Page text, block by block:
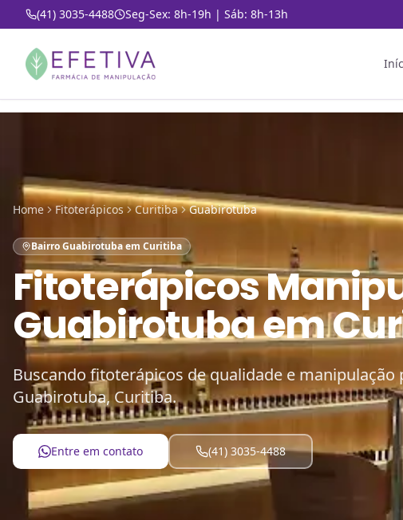
(41) 3035-4488 Seg-Sex: 8h-19h | Sáb: 8h-13h
Home Fitoterápicos Curitiba Guabirotuba
Bairro Guabirotuba em Curitiba
Fitoterápicos
Guabirotuba em
Buscando fitoterápicos de qualidade e manipulação
Guabirotuba, Curitiba.
Entre em contato (41) 3035-4488